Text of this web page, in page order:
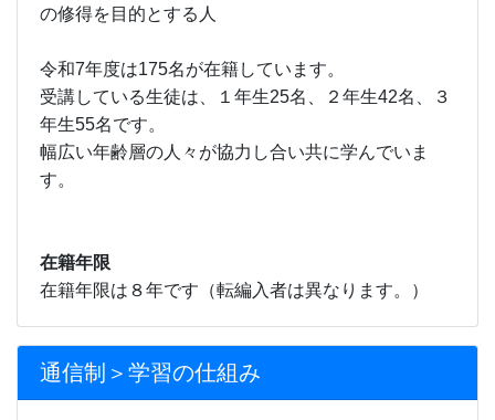
の修得を目的とする人
令和7年度は175名が在籍しています。
受講している生徒は、１年生25名、２年生42名、３
年生55名です。
幅広い年齢層の人々が協力し合い共に学んでいま
す。
在籍年限
在籍年限は８年です（転編入者は異なります。）
通信制＞学習の仕組み